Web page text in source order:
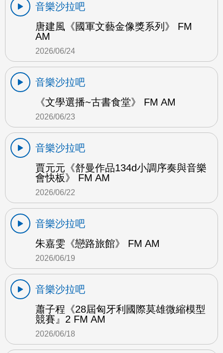
音樂沙拉吧
唐建風《國軍文藝金像獎系列》 FM
AM
2026/06/24
音樂沙拉吧
《文學選播~古書食堂》 FM AM
2026/06/23
音樂沙拉吧
賈元元《舒曼作品134d小調序奏與音樂
會快板》 FM AM
2026/06/22
音樂沙拉吧
朱嘉雯《戀路旅館》 FM AM
2026/06/19
音樂沙拉吧
蕭子程《28屆匈牙利國際莫雄微縮模型
競賽』2 FM AM
2026/06/18